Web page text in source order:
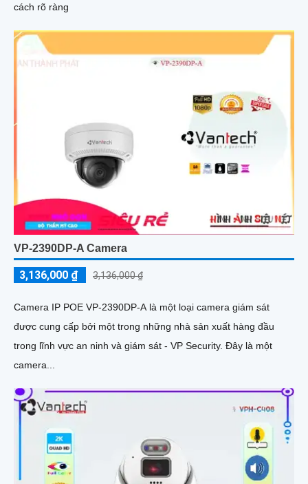
cách rõ ràng
VP-2390DP-A Camera
3,136,000 ₫ 3,136,000 ₫
Camera IP POE VP-2390DP-A là một loại camera giám sát
được cung cấp bởi một trong những nhà sản xuất hàng đầu
trong lĩnh vực an ninh và giám sát - VP Security. Đây là một
camera...